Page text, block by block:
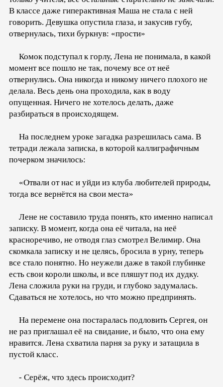
В классе даже гиперактивная Маша не стала с ней
говорить. Девушка опустила глаза, и закусив губу,
отвернулась, тихи буркнув: «прости»
Комок подступал к горлу, Лена не понимала, в какой
момент все пошло не так, почему все от неё
отвернулись. Она никогда и никому ничего плохого не
делала. Весь день она проходила, как в воду
опущенная. Ничего не хотелось делать, даже
разбираться в происходящем.
На последнем уроке загадка разрешилась сама. В
тетради лежала записка, в которой каллиграфичным
почерком значилось:
«Отвали от нас и уйди из клуба любителей природы,
тогда все вернётся на свои места»
Лене не составило труда понять, кто именно написал
записку. В момент, когда она её читала, на неё
красноречиво, не отводя глаз смотрел Велимир. Она
скомкала записку и не целясь, бросила в урну, теперь
все стало понятно. Но неужели даже в такой глубинке
есть свои короли школы, и все пляшут под их дудку.
Лена сложила руки на груди, и глубоко задумалась.
Сдаваться не хотелось, но что можно предпринять.
На перемене она постаралась подловить Сергея, он
не раз приглашал её на свидание, и было, что она ему
нравится. Лена схватила парня за руку и затащила в
пустой класс.
- Серёж, что здесь происходит?